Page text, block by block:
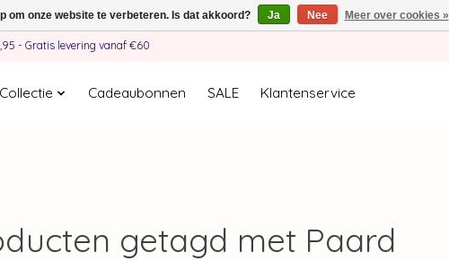
- Gratis levering vanaf €60
Collectie Cadeaubonnen SALE Klantenservice
getagd met Paard
om onze website te verbeteren. Is dat akkoord? Ja Nee Meer over cookies »